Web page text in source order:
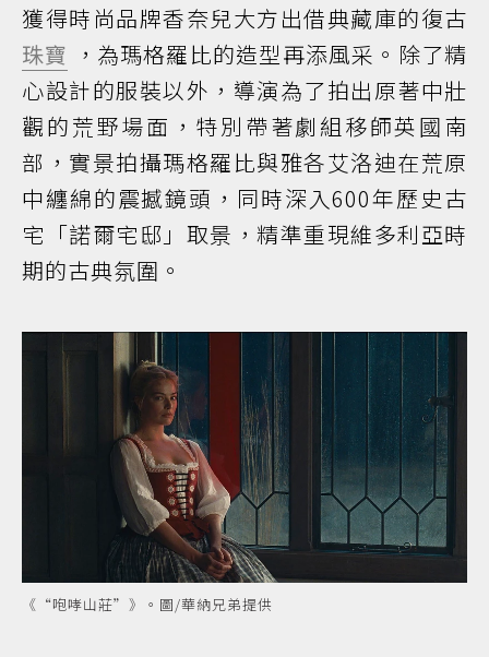
獲得時尚品牌香奈兒大方出借典藏庫的復古
珠寶 ，為瑪格羅比的造型再添風采。除了精
心設計的服裝以外，導演為了拍出原著中壯
觀的荒野場面，特別帶著劇組移師英國南
部，實景拍攝瑪格羅比與雅各艾洛迪在荒原
中纏綿的震撼鏡頭，同時深入600年歷史古
宅「諾爾宅邸」取景，精準重現維多利亞時
期的古典氛圍。
《“咆哮山莊”》。圖/華納兄弟提供